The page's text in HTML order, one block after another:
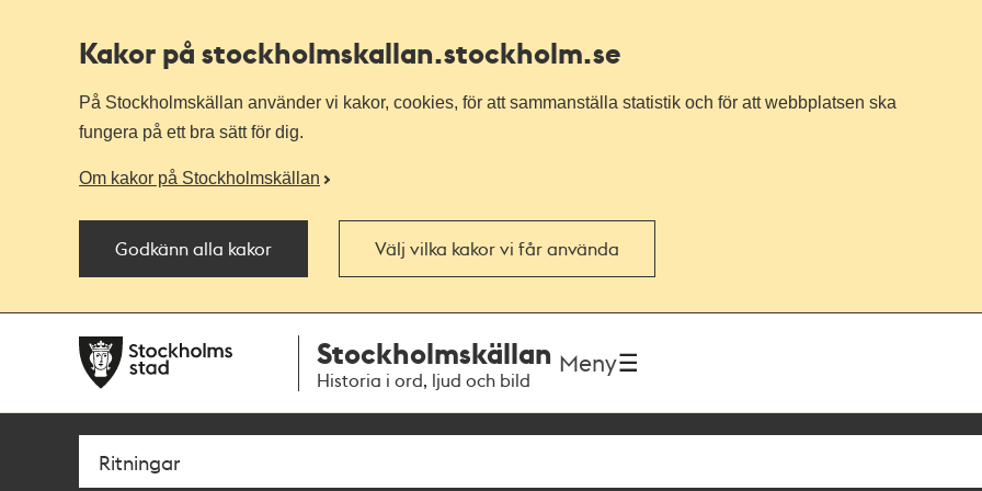
Kakor på stockholmskallan.stockholm.se
På Stockholmskällan använder vi kakor, cookies, för att sammanställa statistik och för att webbplatsen ska
fungera på ett bra sätt för dig.
Om kakor på Stockholmskällan
Godkänn alla kakor Välj vilka kakor vi får använda
navigationen
huvudinnehållet
Stockholmskällan
Historia i ord, ljud och bild
Meny
Sök